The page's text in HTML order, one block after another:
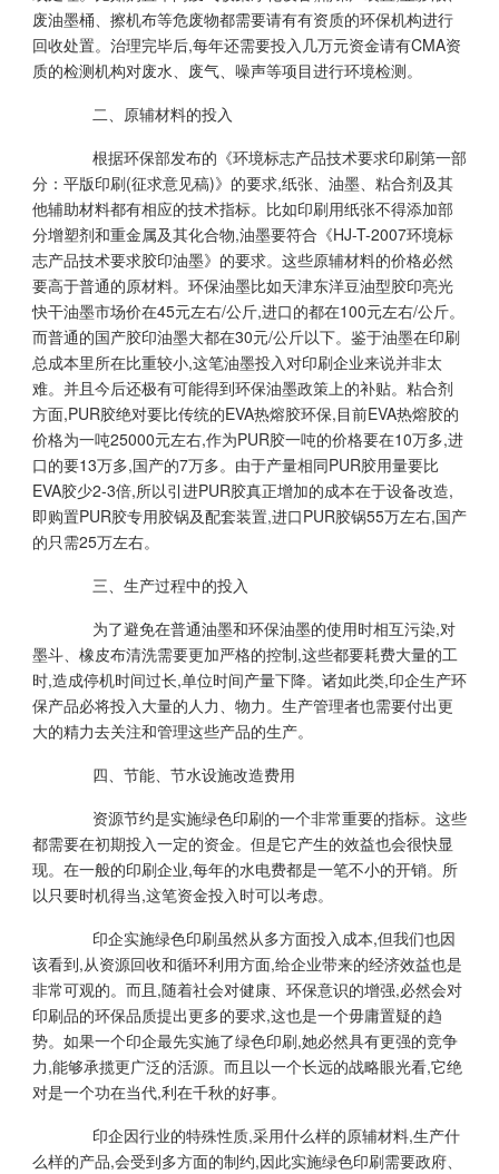
废油墨桶、擦机布等危废物都需要请有有资质的环保机构进行
回收处置。治理完毕后,每年还需要投入几万元资金请有CMA资
质的检测机构对废水、废气、噪声等项目进行环境检测。
二、原辅材料的投入
根据环保部发布的《环境标志产品技术要求印刷第一部
分：平版印刷(征求意见稿)》的要求,纸张、油墨、粘合剂及其
他辅助材料都有相应的技术指标。比如印刷用纸张不得添加部
分增塑剂和重金属及其化合物,油墨要符合《HJ-T-2007环境标
志产品技术要求胶印油墨》的要求。这些原辅材料的价格必然
要高于普通的原材料。环保油墨比如天津东洋豆油型胶印亮光
快干油墨市场价在45元左右/公斤,进口的都在100元左右/公斤。
而普通的国产胶印油墨大都在30元/公斤以下。鉴于油墨在印刷
总成本里所在比重较小,这笔油墨投入对印刷企业来说并非太
难。并且今后还极有可能得到环保油墨政策上的补贴。粘合剂
方面,PUR胶绝对要比传统的EVA热熔胶环保,目前EVA热熔胶的
价格为一吨25000元左右,作为PUR胶一吨的价格要在10万多,进
口的要13万多,国产的7万多。由于产量相同PUR胶用量要比
EVA胶少2-3倍,所以引进PUR胶真正增加的成本在于设备改造,
即购置PUR胶专用胶锅及配套装置,进口PUR胶锅55万左右,国产
的只需25万左右。
三、生产过程中的投入
为了避免在普通油墨和环保油墨的使用时相互污染,对
墨斗、橡皮布清洗需要更加严格的控制,这些都要耗费大量的工
时,造成停机时间过长,单位时间产量下降。诸如此类,印企生产环
保产品必将投入大量的人力、物力。生产管理者也需要付出更
大的精力去关注和管理这些产品的生产。
四、节能、节水设施改造费用
资源节约是实施绿色印刷的一个非常重要的指标。这些
都需要在初期投入一定的资金。但是它产生的效益也会很快显
现。在一般的印刷企业,每年的水电费都是一笔不小的开销。所
以只要时机得当,这笔资金投入时可以考虑。
印企实施绿色印刷虽然从多方面投入成本,但我们也因
该看到,从资源回收和循环利用方面,给企业带来的经济效益也是
非常可观的。而且,随着社会对健康、环保意识的增强,必然会对
印刷品的环保品质提出更多的要求,这也是一个毋庸置疑的趋
势。如果一个印企最先实施了绿色印刷,她必然具有更强的竞争
力,能够承揽更广泛的活源。而且以一个长远的战略眼光看,它绝
对是一个功在当代,利在千秋的好事。
印企因行业的特殊性质,采用什么样的原辅材料,生产什
么样的产品,会受到多方面的制约,因此实施绿色印刷需要政府、